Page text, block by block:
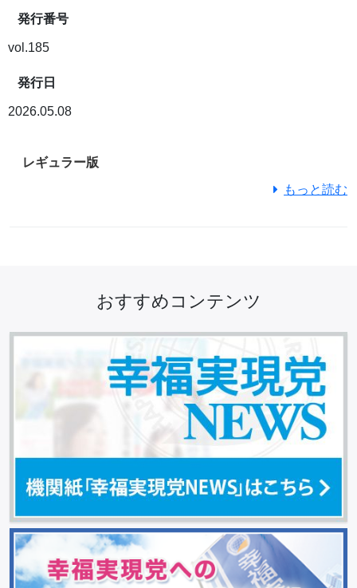
発行番号
vol.185
発行日
2026.05.08
レギュラー版
もっと読む
おすすめコンテンツ